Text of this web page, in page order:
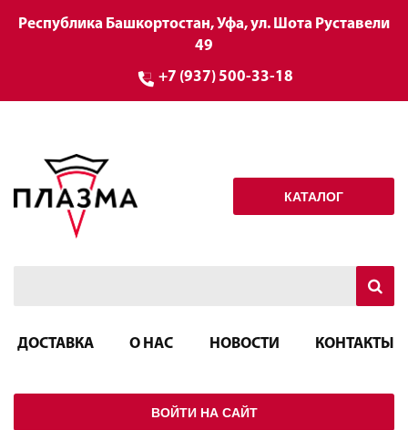
Республика Башкортостан, Уфа, ул. Шота Руставели
49
+7 (937) 500-33-18
КАТАЛОГ
ДОСТАВКА О НАС НОВОСТИ КОНТАКТЫ
ВОЙТИ НА САЙТ